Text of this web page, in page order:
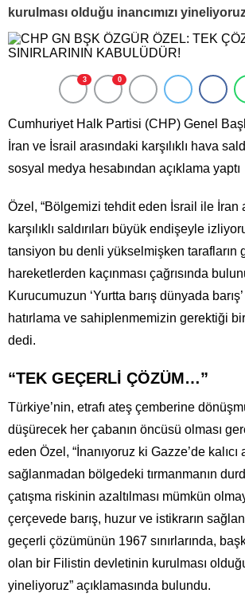
kurulması olduğu inancımızı
3 0
Cumhuriyet Halk Partisi (CHP) Genel
İran ve İsrail arasındaki karşılıklı hava
sosyal medya hesabından açıklama yaptı
Özel, “Bölgemizi tehdit eden İsrail ile İran
karşılıklı saldırıları büyük endişeyle
tansiyon bu denli yükselmişken tarafların
hareketlerden kaçınması çağrısında
Kurucumuzun ‘Yurtta barış dünyada
hatırlama ve sahiplenmemizin gerektiği
dedi.
“TEK GEÇERLİ ÇÖZÜM…”
Türkiye’nin, etrafı ateş çemberine
düşürecek her çabanın öncüsü olması
eden Özel, “İnanıyoruz ki Gazze’de kalıcı
sağlanmadan bölgedeki tırmanmanın
çatışma riskinin azaltılması mümkün
çerçevede barış, huzur ve istikrarın
geçerli çözümünün 1967 sınırlarında,
olan bir Filistin devletinin kurulması olduğu
yineliyoruz” açıklamasında bulundu.